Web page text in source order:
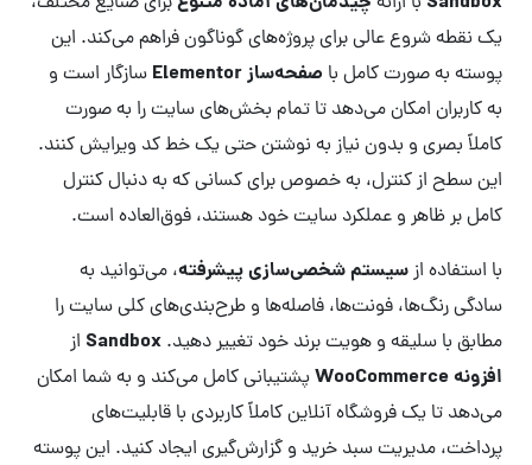
یک نقطه شروع عالی برای پروژه‌های گوناگون فراهم می‌کند. این
پوسته به صورت کامل با صفحه‌ساز Elementor
سازگار است و
به کاربران امکان می‌دهد تا تمام بخش‌های سایت را به صورت
کاملاً بصری و بدون نیاز به نوشتن حتی یک خط کد ویرایش کنند.
این سطح از کنترل، به خصوص برای کسانی که به دنبال کنترل
کامل بر ظاهر و عملکرد سایت خود هستند، فوق‌العاده است.
با استفاده ازسیستم شخصی‌سازی پیشرفته، می‌توانید به
سادگی رنگ‌ها، فونت‌ها، فاصله‌ها و طرح‌بندی‌های کلی سایت را
مطابق با سلیقه و هویت برند خود تغییر دهید. Sandbox از
افزونه WooCommerce
پشتیبانی کامل می‌کند و به شما امکان
می‌دهد تا یک فروشگاه آنلاین کاملاً کاربردی با قابلیت‌های
پرداخت، مدیریت سبد خرید و گزارش‌گیری ایجاد کنید. این پوسته